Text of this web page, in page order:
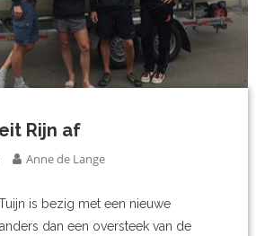
Rijn af
Anne de Lange
is bezig met een nieuwe
dan een oversteek van de